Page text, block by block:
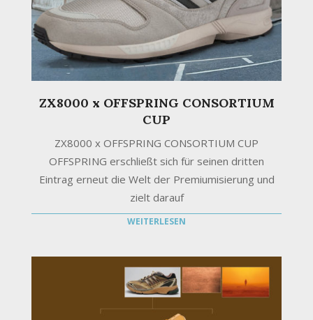
ZX8000 x OFFSPRING CONSORTIUM
CUP
ZX8000 x OFFSPRING CONSORTIUM CUP
OFFSPRING erschließt sich für seinen dritten
Eintrag erneut die Welt der Premiumisierung und
zielt darauf
WEITERLESEN